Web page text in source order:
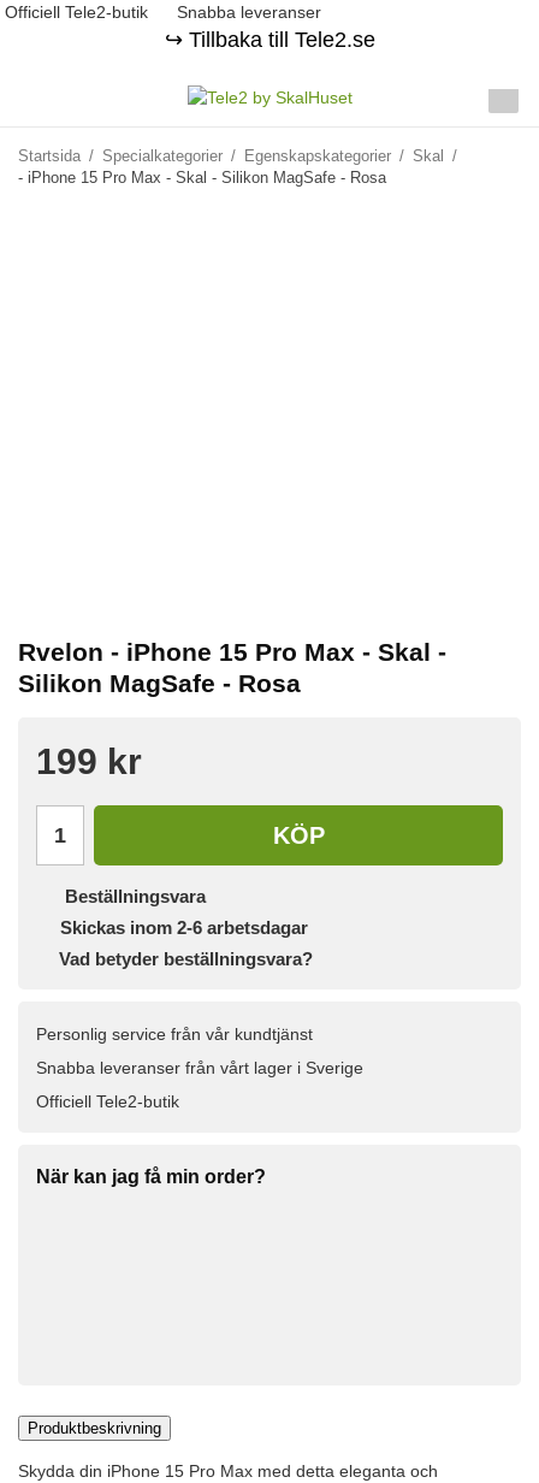
Officiell Tele2-butik Snabba leveranser
↪️ Tillbaka till Tele2.se
Startsida / Specialkategorier / Egenskapskategorier / Skal
/
- iPhone 15 Pro Max - Skal - Silikon MagSafe - Rosa
Rvelon - iPhone 15 Pro Max - Skal -
Silikon MagSafe - Rosa
199 kr
KÖP
Beställningsvara
Skickas inom 2-6 arbetsdagar
Vad betyder beställningsvara?
Personlig service från vår kundtjänst
Snabba leveranser från vårt lager i Sverige
Officiell Tele2-butik
När kan jag få min order?
Produktbeskrivning
Skydda din iPhone 15 Pro Max med detta eleganta och